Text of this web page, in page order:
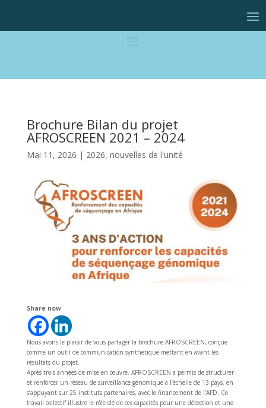
Brochure Bilan du projet
AFROSCREEN 2021 – 2024
Mai 11, 2026 | 2026, nouvelles de l'unité
Share now
Nous avons le plaisir de vous partager la brochure AFROSCREEN, conçue
comme un outil de communication synthétique mettant en avant les
résultats du projet.
Après trois années de mise en œuvre, AFROSCREEN a permis de structurer
et renforcer un réseau de surveillance génomique à l’échelle de 13 pays, en
s’appuyant sur 25 instituts partenaires, avec le financement de l’AFD. Ce
travail collectif illustre le rôle clé de ces capacités pour une détection et une